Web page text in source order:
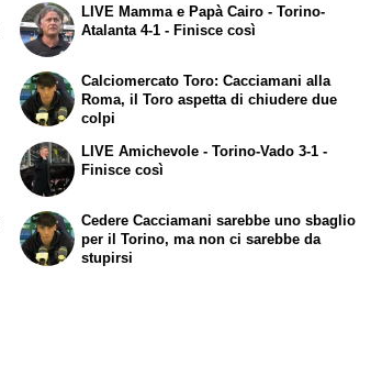
LIVE Mamma e Papà Cairo - Torino-
Atalanta 4-1 - Finisce così
Calciomercato Toro: Cacciamani alla
Roma, il Toro aspetta di chiudere due
colpi
LIVE Amichevole - Torino-Vado 3-1 -
Finisce così
Cedere Cacciamani sarebbe uno sbaglio
per il Torino, ma non ci sarebbe da
stupirsi